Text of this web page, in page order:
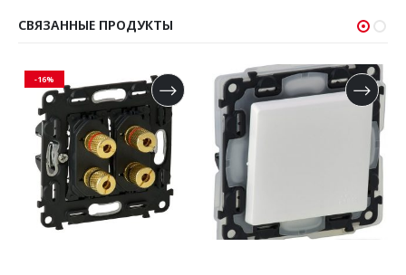
СВЯЗАННЫЕ ПРОДУКТЫ
-16%